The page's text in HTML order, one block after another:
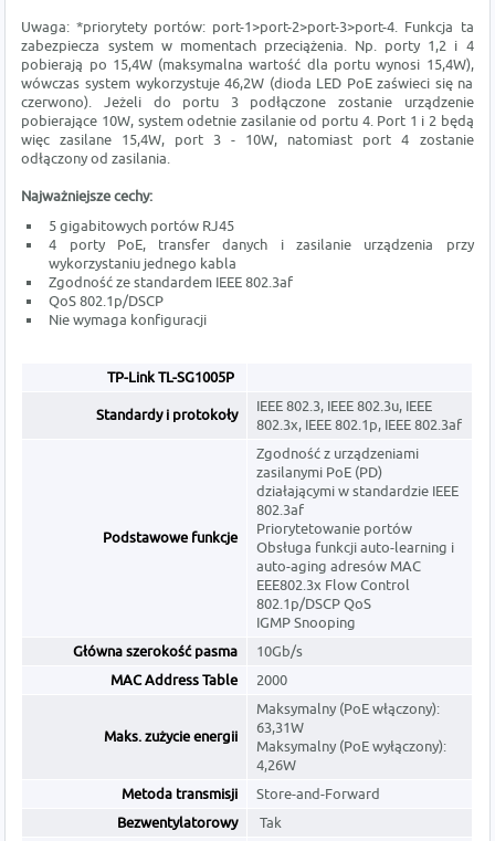
Uwaga: *priorytety portów: port-1>port-2>port-3>port-4. Funkcja ta
zabezpiecza system w momentach przeciążenia. Np. porty 1,2 i 4
pobierają po 15,4W (maksymalna wartość dla portu wynosi 15,4W),
wówczas system wykorzystuje 46,2W (dioda LED PoE zaświeci się na
czerwono). Jeżeli do portu 3 podłączone zostanie urządzenie
pobierające 10W, system odetnie zasilanie od portu 4. Port 1 i 2 będą
więc zasilane 15,4W, port 3 - 10W, natomiast port 4 zostanie
odłączony od zasilania.
Najważniejsze cechy:
5 gigabitowych portów RJ45
4 porty PoE, transfer danych i zasilanie urządzenia przy
wykorzystaniu jednego kabla
Zgodność ze standardem IEEE 802.3af
QoS 802.1p/DSCP
Nie wymaga konfiguracji
TP-Link TL-SG1005P
Standardy i protokoły
IEEE 802.3, IEEE 802.3u, IEEE
802.3x, IEEE 802.1p, IEEE 802.3af
Podstawowe funkcje
Zgodność z urządzeniami
zasilanymi PoE (PD)
działającymi w standardzie IEEE
802.3af
Priorytetowanie portów
Obsługa funkcji auto-learning i
auto-aging adresów MAC
EEE802.3x Flow Control
802.1p/DSCP QoS
IGMP Snooping
Główna szerokość pasma
10Gb/s
MAC Address Table
2000
Maks. zużycie energii
Maksymalny (PoE włączony):
63,31W
Maksymalny (PoE wyłączony):
4,26W
Metoda transmisji
Store-and-Forward
Bezwentylatorowy
Tak